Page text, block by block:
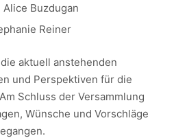
Buzdugan
Reiner
aktuell anstehenden
und Perspektiven für die
Schluss der Versammlung
Wünsche und Vorschläge